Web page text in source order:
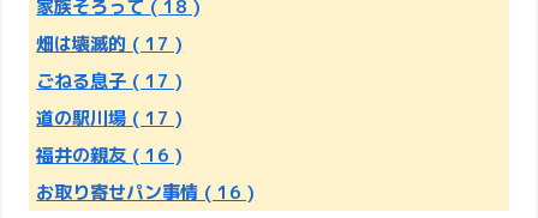
家族そろって ( 18 )
畑は壊滅的 ( 17 )
ごねる息子 ( 17 )
道の駅川場 ( 17 )
福井の親友 ( 16 )
お取り寄せパン事情 ( 16 )